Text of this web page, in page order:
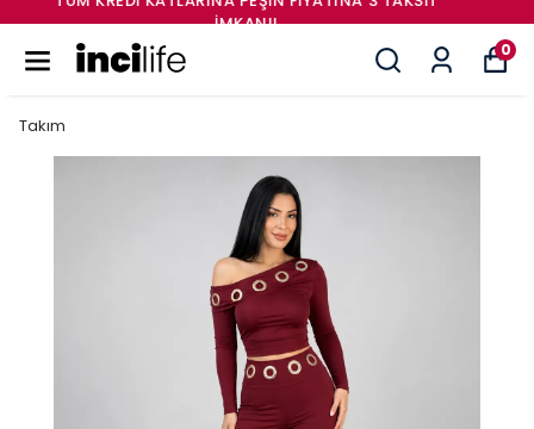
2.000₺ ÜZERI KARGO ÜCRETSIZ! 🤍
0
Takım